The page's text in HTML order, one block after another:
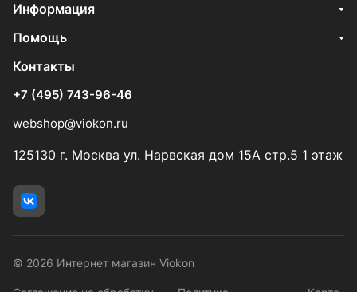
Информация
Помощь
Контакты
+7 (495) 743-96-46
webshop@viokon.ru
125130 г. Москва ул. Нарвская дом 15А стр.5 1 этаж
© 2026 Интернет магазин Viokon